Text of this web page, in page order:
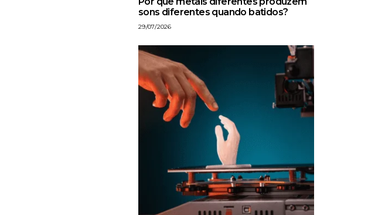
sons diferentes quando batidos?
29/07/2026